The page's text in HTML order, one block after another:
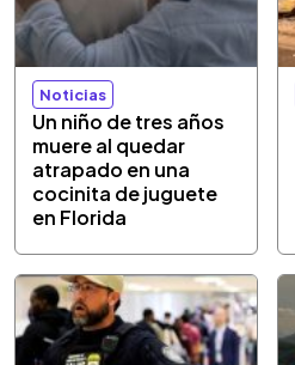
Noticias
Un niño de tres años
muere al quedar
atrapado en una
cocinita de juguete
en Florida